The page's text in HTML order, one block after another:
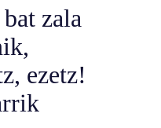
zala
ezetz!